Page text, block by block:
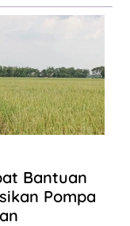
Bantuan
Pompa